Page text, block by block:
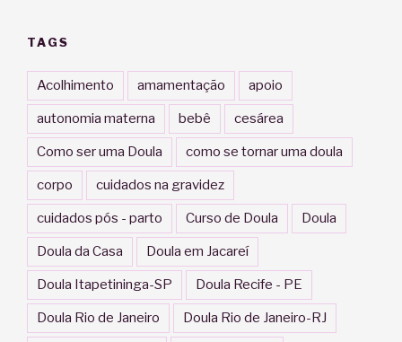
TAGS
Acolhimento amamentação apoio
autonomia materna bebê cesárea
Como ser uma Doula como se tornar uma doula
corpo cuidados na gravidez
cuidados pós - parto Curso de Doula Doula
Doula da Casa Doula em Jacareí
Doula Itapetininga-SP Doula Recife - PE
Doula Rio de Janeiro Doula Rio de Janeiro-RJ